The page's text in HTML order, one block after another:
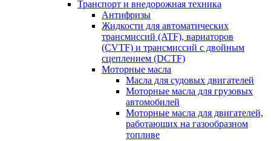
Транспорт и внедорожная техника
Антифризы
Жидкости для автоматических
трансмиссий (ATF), вариаторов
(CVTF) и трансмиссий с двойным
сцеплением (DCTF)
Моторные масла
Масла для судовых двигателей
Моторные масла для грузовых
автомобилей
Моторные масла для двигателей,
работающих на газообразном
топливе